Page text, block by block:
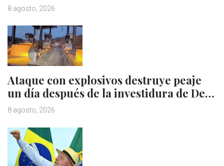
8 agosto, 2026
Ataque con explosivos destruye peaje
un día después de la investidura de De…
8 agosto, 2026